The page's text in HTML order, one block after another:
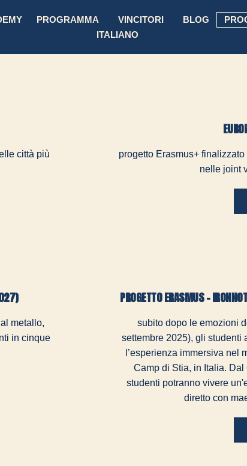
PROGRAMMA VINCITORI BLOG
ITALIANO
città più
progetto Erasmus+
nelle joint
metallo,
in cinque
PROGETTO ERASMUS -
subito dopo le emozioni
settembre 2025), gli studenti
l’esperienza immersiva nel
Camp di Stia, in Italia.
studenti potranno vivere
diretto con